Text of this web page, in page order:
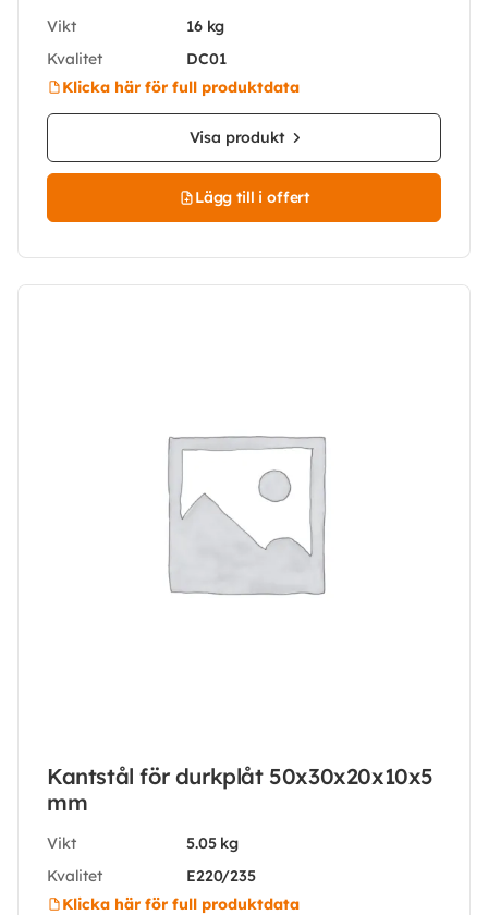
Vikt
16 kg
Kvalitet
DC01
Klicka här för full produktdata
Visa produkt
Lägg till i offert
Kantstål för durkplåt 50x30x20x10x5
mm
Vikt
5.05 kg
Kvalitet
E220/235
Klicka här för full produktdata